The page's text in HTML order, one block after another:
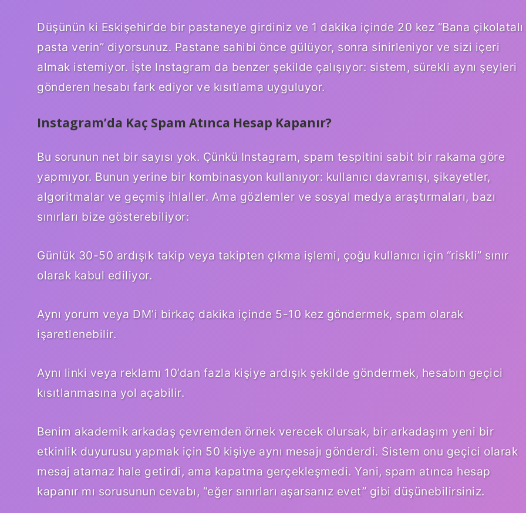
Düşünün ki Eskişehir’de bir pastaneye girdiniz ve 1 dakika içinde 20 kez “Bana çikolatalı
pasta verin” diyorsunuz. Pastane sahibi önce gülüyor, sonra sinirleniyor ve sizi içeri
almak istemiyor. İşte Instagram da benzer şekilde çalışıyor: sistem, sürekli aynı şeyleri
gönderen hesabı fark ediyor ve kısıtlama uyguluyor.
Instagram’da Kaç Spam Atınca Hesap Kapanır?
Bu sorunun net bir sayısı yok. Çünkü Instagram, spam tespitini sabit bir rakama göre
yapmıyor. Bunun yerine bir kombinasyon kullanıyor: kullanıcı davranışı, şikayetler,
algoritmalar ve geçmiş ihlaller. Ama gözlemler ve sosyal medya araştırmaları, bazı
sınırları bize gösterebiliyor:
Günlük 30-50 ardışık takip veya takipten çıkma işlemi, çoğu kullanıcı için “riskli” sınır
olarak kabul ediliyor.
Aynı yorum veya DM’i birkaç dakika içinde 5-10 kez göndermek, spam olarak
işaretlenebilir.
Aynı linki veya reklamı 10’dan fazla kişiye ardışık şekilde göndermek, hesabın geçici
kısıtlanmasına yol açabilir.
Benim akademik arkadaş çevremden örnek verecek olursak, bir arkadaşım yeni bir
etkinlik duyurusu yapmak için 50 kişiye aynı mesajı gönderdi. Sistem onu geçici olarak
mesaj atamaz hale getirdi, ama kapatma gerçekleşmedi. Yani, spam atınca hesap
kapanır mı sorusunun cevabı, “eğer sınırları aşarsanız evet” gibi düşünebilirsiniz.